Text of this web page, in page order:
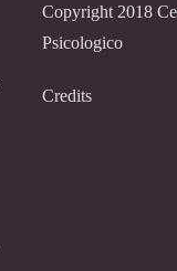
Copyright 2018
Psicologico
Credits